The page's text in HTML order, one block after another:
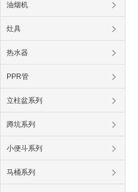
油烟机
灶具
热水器
PPR管
立柱盆系列
蹲坑系列
小便斗系列
马桶系列